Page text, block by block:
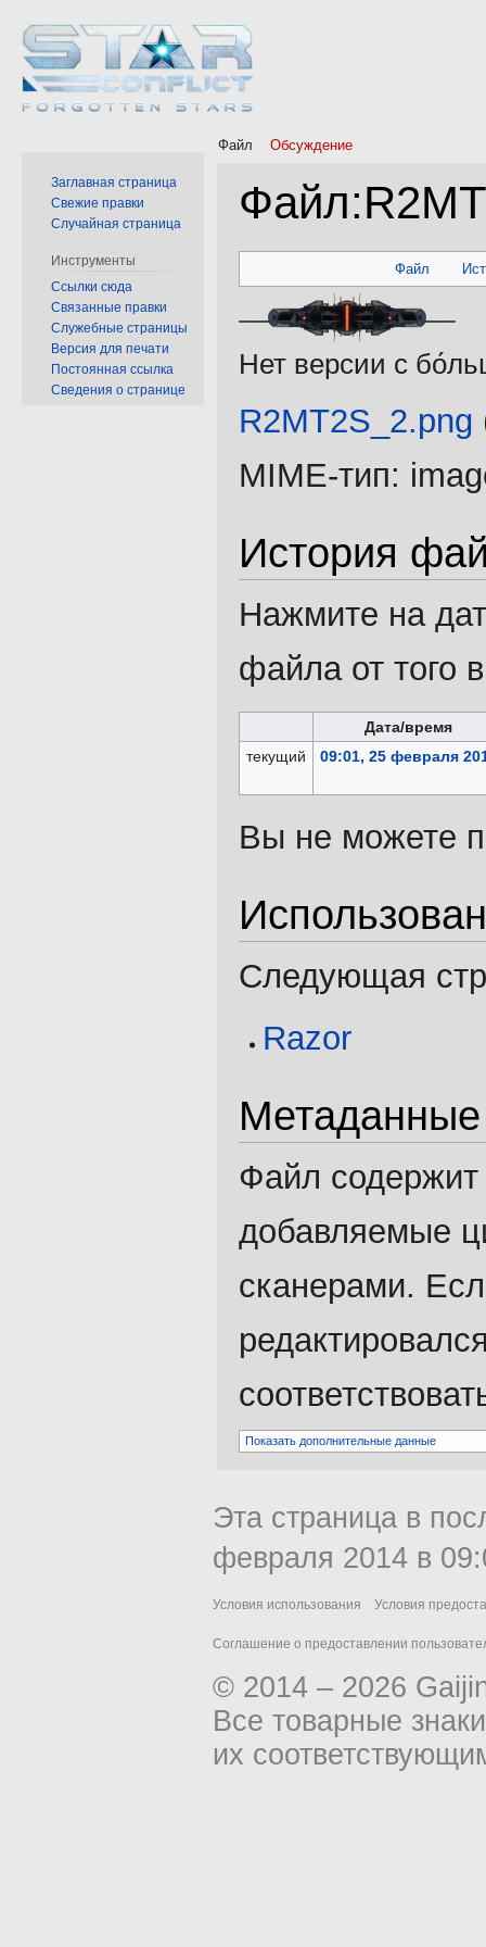
Файл:
к
навигации
к
поиску
Файл
Нет версии с
R2MT2S_2.png
MIME-тип:
История
Нажмите на
файла от того
Дата/время
текущий
09:01, 25 февраля
Вы не можете
Следующая
Razor
Метаданные
Файл
добавляемые
сканерами.
Показать дополнительные данные
Файл Обсуждение
Заглавная страница
Свежие правки
Случайная страница
Инструменты
Ссылки сюда
Связанные правки
Служебные страницы
Версия для печати
Постоянная ссылка
Сведения о странице
Эта страница в
февраля 2014 в
Условия использования Условия
Соглашение о предоставлении
© 2014 – 2026
Все товарные
их